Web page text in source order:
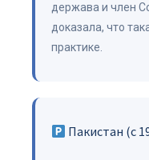
держава и член
доказала, что
практике.
Пакистан (с